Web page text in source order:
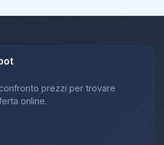
prezzi per trovare
online.